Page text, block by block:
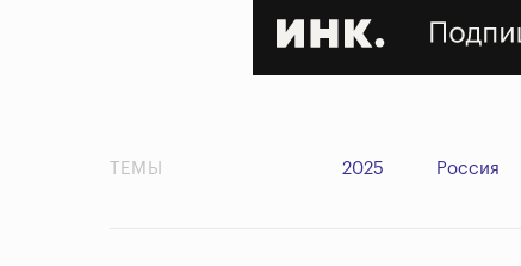
ТЕМЫ 2025 Россия